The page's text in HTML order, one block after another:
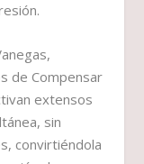
de Compensar
extensos
sin
convirtiéndola